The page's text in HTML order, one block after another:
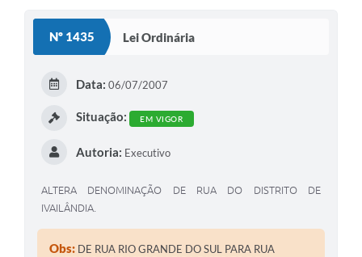
Nº 1435 Lei Ordinária
Data: 06/07/2007
Situação: EM VIGOR
Autoria: Executivo
ALTERA DENOMINAÇÃO DE RUA DO DISTRITO DE
IVAILÂNDIA.
Obs: DE RUA RIO GRANDE DO SUL PARA RUA